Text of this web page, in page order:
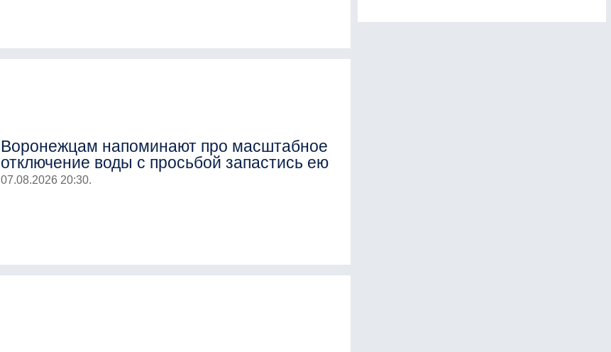
Воронежцам напоминают про масштабное
отключение воды с просьбой запастись ею
07.08.2026 20:30.